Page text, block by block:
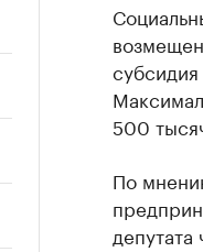
500
По